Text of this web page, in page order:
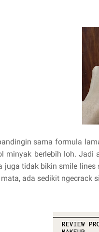
sama formula
minyak berlebih loh.
juga tidak bikin smile lines
ada sedikit ngecrack